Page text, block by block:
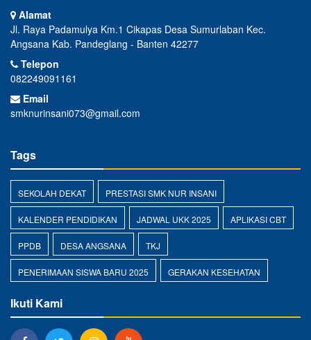
Alamat
Jl. Raya Padamulya Km.1 Cikapas Desa Sumurlaban Kec.
Angsana Kab. Pandeglang - Banten 42277
Telepon
082249091161
Email
smknurinsani073@gmail.com
Tags
SEKOLAH DEKAT PRESTASI SMK NUR INSANI
KALENDER PENDIDIKAN JADWAL UKK 2025 APLIKASI CBT
PPDB DESA ANGSANA TKJ
PENERIMAAN SISWA BARU 2025 GERAKAN KESEHATAN
Ikuti Kami